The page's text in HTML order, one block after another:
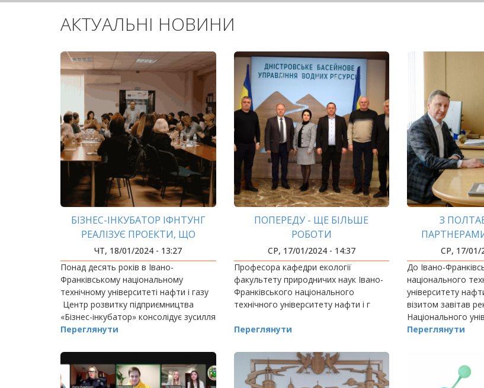
АКТУАЛЬНІ НОВИНИ
БІЗНЕС-ІНКУБАТОР ІФНТУНГ
РЕАЛІЗУЄ ПРОЕКТИ, ЩО
СТИМУЛЮЮТЬ РОЗВИТОК
ЕКОНОМІКИ ТА БІЗНЕСУ
ГРОМАДИ
ЧТ, 18/01/2024 - 13:27
Понад десять років в Івано-
Франківському національному
технічному університеті нафти і газу
Центр розвитку підприємництва
«Бізнес-інкубатор» консолідує зусилля
навчально-освітніх закладів, нау
Переглянути
ПОПЕРЕДУ - ЩЕ БІЛЬШЕ
РОБОТИ
СР, 17/01/2024 - 14:37
Професора кафедри екології
факультету природничих наук Івано-
Франківського національного
технічного університету нафти і г
Переглянути
З
СР, 17/01/
До Івано-
національного
університету
візитом завітав
Національного
«Полтавська
Переглянути